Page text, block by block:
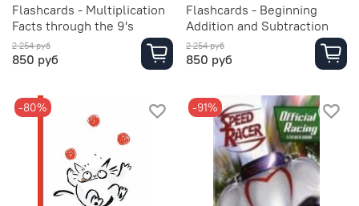
Flashcards - Multiplication
Facts through the 9's
2 254 руб
850 руб
Flashcards - Beginning
Addition and Subtraction
2 254 руб
850 руб
-80% -91%